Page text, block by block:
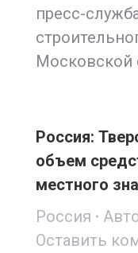
пресс-
Московской
Россия:
объем
местного
Россия
Оставить